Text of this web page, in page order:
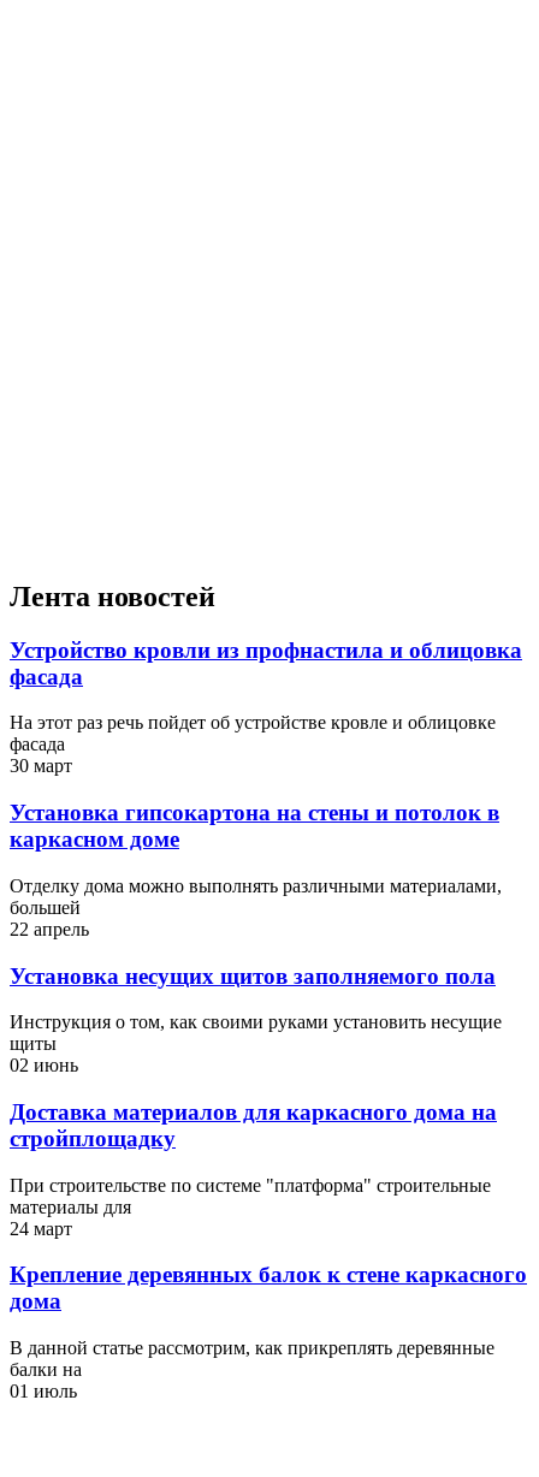
Лента новостей
Устройство кровли из профнастила и облицовка
фасада
На этот раз речь пойдет об устройстве кровле и облицовке
фасада
30 март
Установка гипсокартона на стены и потолок в
каркасном доме
Отделку дома можно выполнять различными материалами,
большей
22 апрель
Установка несущих щитов заполняемого пола
Инструкция о том, как своими руками установить несущие
щиты
02 июнь
Доставка материалов для каркасного дома на
стройплощадку
При строительстве по системе "платформа" строительные
материалы для
24 март
Крепление деревянных балок к стене каркасного
дома
В данной статье рассмотрим, как прикреплять деревянные
балки на
01 июль